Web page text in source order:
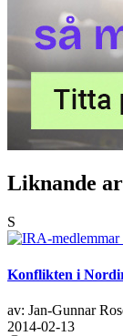
Liknande
S
Konflikten i
av: Jan-Gunnar
2014-02-13